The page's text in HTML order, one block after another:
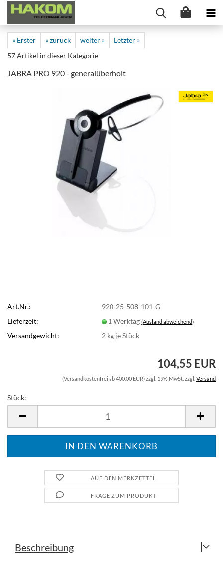
« Erster « zurück weiter »
Letzter »
57Artikel in dieser Kategorie
JABRA PRO 920 - generalüberholt
Art.Nr.:
920-25-508-101-G
Lieferzeit:
1 Werktag(Ausland abweichend)
Versandgewicht: 2 kg je Stück
104,55 EUR
(Versandkostenfrei ab 400,00 EUR) zzgl. 19% MwSt. zzgl. Versand
Stück:
AUF DEN MERKZETTEL
FRAGE ZUM PRODUKT
Beschreibung